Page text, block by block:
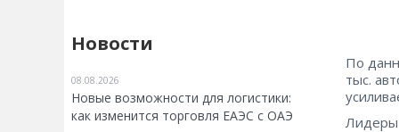
Новости
08.08.2026
Новые возможности для логистики:
как изменится торговля ЕАЭС с ОАЭ
По
тыс.